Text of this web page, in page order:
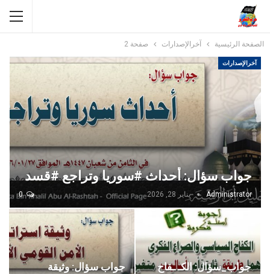
الصفحة الرئيسية آخرالإصدارات صفحة 2
آخرالإصدارات
جواب سؤال: أحداث #سوريا وتراجع #قسد
Administrator يناير 28, 2026 0
جواب_سؤال: الكـ ـفاح
جواب سؤال: وثيقة